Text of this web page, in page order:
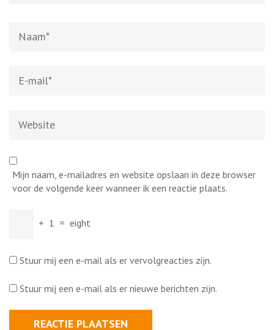
mail*
Mijn naam, e-mailadres en website opslaan in deze browser
voor de volgende keer wanneer ik een reactie plaats.
+ 1 = eight
Stuur mij een e-mail als er vervolgreacties zijn.
Stuur mij een e-mail als er nieuwe berichten zijn.